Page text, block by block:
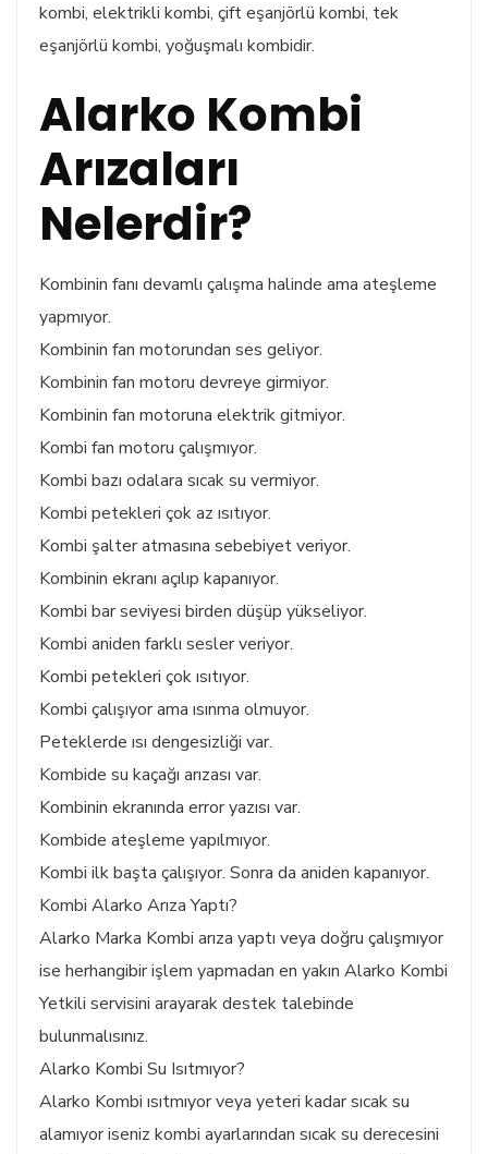
kombi, elektrikli kombi, çift eşanjörlü kombi, tek
eşanjörlü kombi, yoğuşmalı kombidir.
Alarko Kombi
Arızaları
Nelerdir?
Kombinin fanı devamlı çalışma halinde ama ateşleme
yapmıyor.
Kombinin fan motorundan ses geliyor.
Kombinin fan motoru devreye girmiyor.
Kombinin fan motoruna elektrik gitmiyor.
Kombi fan motoru çalışmıyor.
Kombi bazı odalara sıcak su vermiyor.
Kombi petekleri çok az ısıtıyor.
Kombi şalter atmasına sebebiyet veriyor.
Kombinin ekranı açılıp kapanıyor.
Kombi bar seviyesi birden düşüp yükseliyor.
Kombi aniden farklı sesler veriyor.
Kombi petekleri çok ısıtıyor.
Kombi çalışıyor ama ısınma olmuyor.
Peteklerde ısı dengesizliği var.
Kombide su kaçağı arızası var.
Kombinin ekranında error yazısı var.
Kombide ateşleme yapılmıyor.
Kombi ilk başta çalışıyor. Sonra da aniden kapanıyor.
Kombi Alarko Arıza Yaptı?
Alarko Marka Kombi arıza yaptı veya doğru çalışmıyor
ise herhangibir işlem yapmadan en yakın Alarko Kombi
Yetkili servisini arayarak destek talebinde
bulunmalısınız.
Alarko Kombi Su Isıtmıyor?
Alarko Kombi ısıtmıyor veya yeteri kadar sıcak su
alamıyor iseniz kombi ayarlarından sıcak su derecesini